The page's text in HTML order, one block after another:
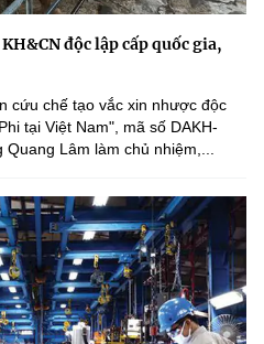
độc lập cấp quốc gia,
cứu chế tạo vắc xin nhược độc
tại Việt Nam", mã số DAKH-
Lâm làm chủ nhiệm,...